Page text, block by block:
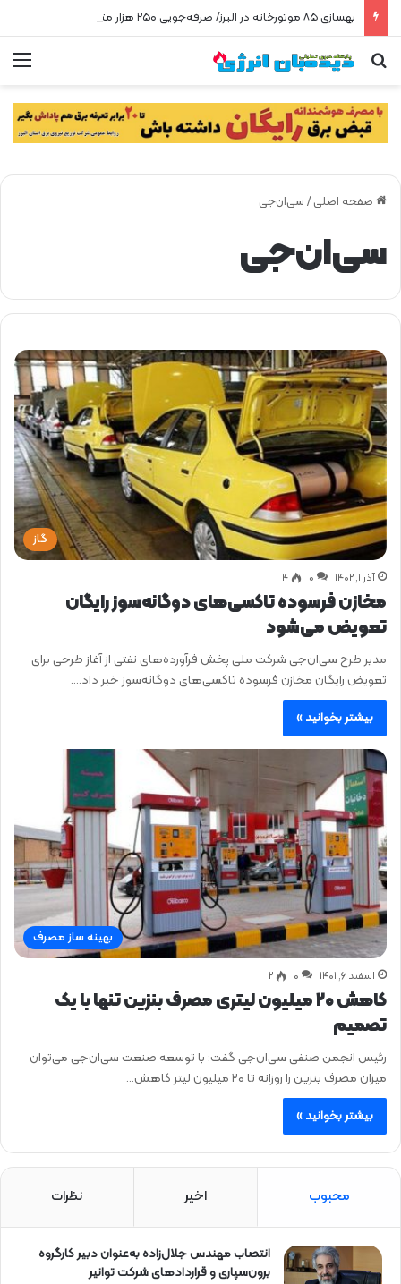
جستجو برای
صفحه اصلی / سی‌ان‌جی
سی‌ان‌جی
گاز
آذر ۱, ۱۴۰۲ 0 ۴
مخازن فرسوده تاکسی‌های دوگانه‌سوز رایگان
تعویض می‌شود
مدیر طرح سی‌ان‌جی شرکت ملی پخش فرآورده‌های نفتی از آغاز طرحی برای
تعویض رایگان مخازن فرسوده تاکسی‌های دوگانه‌سوز خبر داد.…
بیشتر بخوانید »
بهینه ساز مصرف
اسفند ۶, ۱۴۰۱ 0 ۲
کاهش ۲۰ میلیون لیتری مصرف بنزین تنها با یک
تصمیم
رئیس انجمن صنفی سی‌ان‌جی گفت: با توسعه صنعت سی‌ان‌جی می‌توان
میزان مصرف بنزین را روزانه تا ۲۰ میلیون لیتر کاهش…
بیشتر بخوانید »
محبوب اخیر نظرات
انتصاب مهندس جلال‌زاده به‌عنوان دبیر كارگروه
برون‌سپاری و قراردادهای شركت توانیر